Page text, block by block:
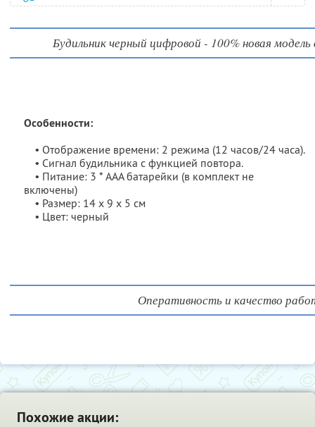
Будильник черный цифровой - 100% новая
Особенности:
• Отображение времени: 2 режима (12 часов/24 часа).
• Сигнал будильника с функцией повтора.
• Питание: 3 * AAA батарейки (в комплект не
включены)
• Размер: 14 х 9 х 5 см
• Цвет: черный
Оперативность и качество
Похожие акции: